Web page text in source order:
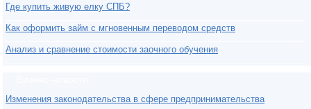
Где купить живую елку СПБ?
Как оформить займ с мгновенным переводом средств
Анализ и сравнение стоимости заочного обучения
Изменения законодательства в сфере предпринимательства